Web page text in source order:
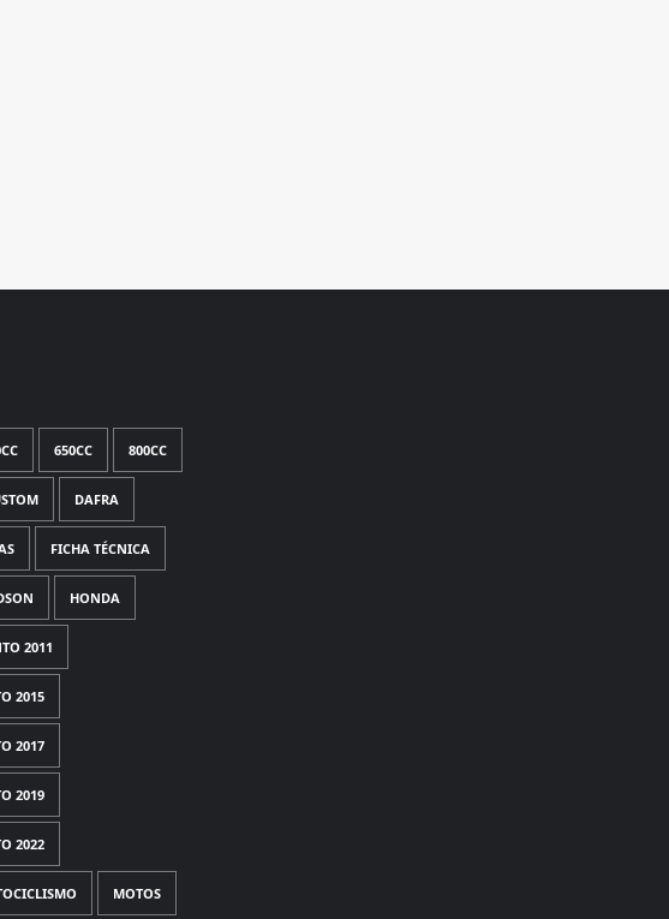
650CC 800CC
DAFRA
FICHA TÉCNICA
HONDA
2011
2015
2017
2019
2022
MOTOS